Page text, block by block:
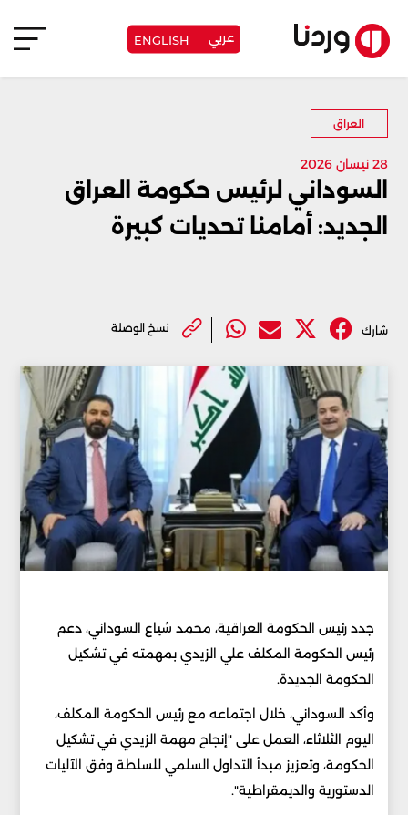
عربي ENGLISH
العراق
28 نيسان 2026
السوداني لرئيس حكومة العراق
الجديد: أمامنا تحديات كبيرة
شارك نسخ الوصلة
جدد رئيس الحكومة العراقية، محمد شياع السوداني، دعم
رئيس الحكومة المكلف علي الزيدي بمهمته في تشكيل
الحكومة الجديدة.
وأكد السوداني، خلال اجتماعه مع رئيس الحكومة المكلف،
اليوم الثلاثاء، العمل على "إنجاح مهمة الزيدي في تشكيل
الحكومة، وتعزيز مبدأ التداول السلمي للسلطة وفق الآليات
الدستورية والديمقراطية".